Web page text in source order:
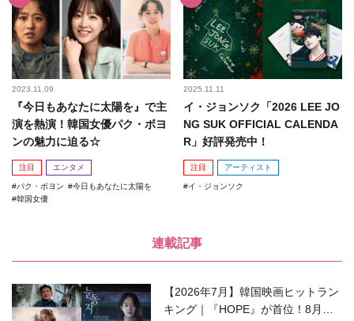
2023.11.09
『今日もあなたに太陽を』で主
演を熱演！韓国女優パク・ボヨ
ンの魅力に迫る☆
注目 エンタメ
パク・ボヨン
今日もあなたに太陽を
韓国女優
2025.11.11
イ・ジョンソク「2026 LEE JO
NG SUK OFFICIAL CALENDA
R」好評発売中！
注目 アーティスト
イ・ジョンソク
連載記事
【2026年7月】韓国映画ヒットラン
キング｜『HOPE』が首位！8月公